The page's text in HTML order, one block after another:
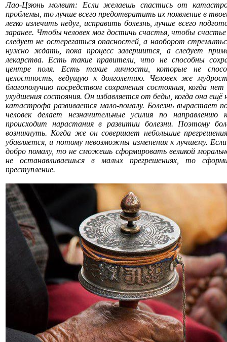
Лао-Цзюнь молвит: Если желаешь спастись от
проблемы, то лучше всего предотвратить их появление в
легко излечить недуг, исправить болезнь, лучше всего
заранее. Чтобы человек мог достичь счастья, чтобы счастье
следует не остерегаться опасностей, а наоборот
нужно ждать, пока процесс завершится, а следует
лекарства. Есть такие правители, что не способны
центре поля. Есть такие личности, которые не
целостность, ведущую к долголетию. Человек же
благополучию посредством сохранения состояния, когда
ухудшения состояния. Он избавляется от беды, когда она ещё
катастрофа развивается мало-помалу. Болезнь вырастает
человек делает незначительные усилия по
происходит нарастания в развитии болезни. Поэтому
возникнуть. Когда же он совершает небольшие
убавляется, и потому невозможны изменения к лучшему.
добро помалу, то не сможешь сформировать великой
не останавливаешься в малых прегрешениях, то
преступление.